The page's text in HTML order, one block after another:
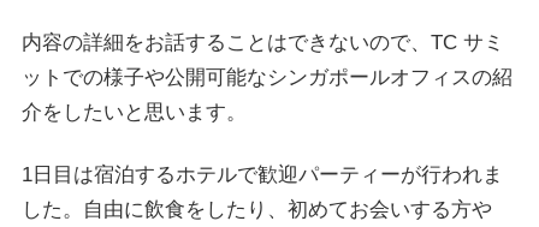
内容の詳細をお話することはできないので、TC サミ
ットでの様子や公開可能なシンガポールオフィスの紹
介をしたいと思います。
1日目は宿泊するホテルで歓迎パーティーが行われま
した。自由に飲食をしたり、初めてお会いする方や